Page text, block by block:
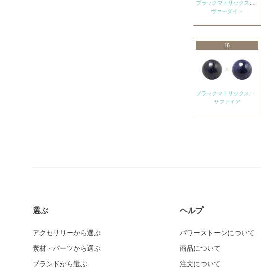
ホワイトオニキス
オパール各種
ピンクオパール
ヴァーダイト
16
サファイア
選ぶ
アクセサリーから選ぶ
素材・パーツから選ぶ
ブランドから選ぶ
ヘルプ
パワーストーンについて
商品について
注文について